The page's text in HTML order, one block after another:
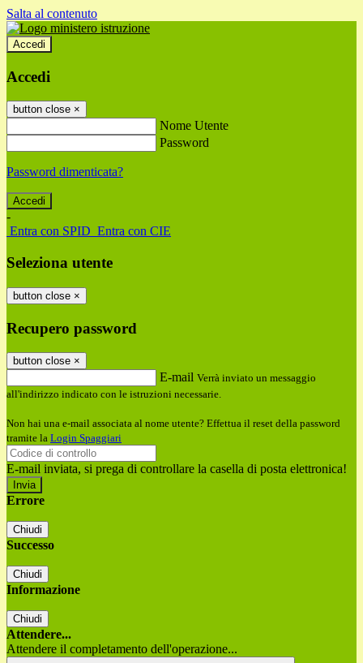
Salta al contenuto
Accedi
Accedi
button close ×
Nome Utente
Password
Password dimenticata?
-
Entra con SPID Entra con CIE
Seleziona utente
button close ×
Recupero password
button close ×
E-mail Verrà inviato un messaggio
all'indirizzo indicato con le istruzioni necessarie.
Non hai una e-mail associata al nome utente? Effettua il reset della password
tramite la Login Spaggiari
E-mail inviata, si prega di controllare la casella di posta elettronica!
Errore
Chiudi
Successo
Chiudi
Informazione
Chiudi
Attendere...
Attendere il completamento dell'operazione...